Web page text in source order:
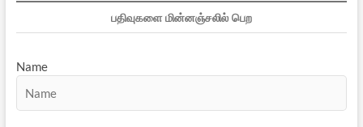
பதிவுகளை மின்னஞ்சலில் பெற
Name